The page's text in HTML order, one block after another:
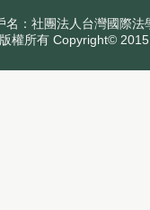
：社團法人台灣國際
權所有 Copyright©